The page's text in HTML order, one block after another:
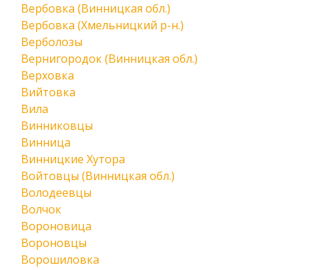
Вербовка (Винницкая обл.)
Вербовка (Хмельницкий р-н.)
Верболозы
Вернигородок (Винницкая обл.)
Верховка
Вийтовка
Вила
Винниковцы
Винница
Винницкие Хутора
Войтовцы (Винницкая обл.)
Володеевцы
Волчок
Вороновица
Вороновцы
Ворошиловка